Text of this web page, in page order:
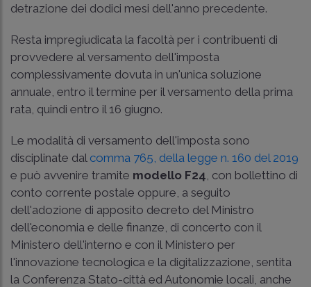
detrazione dei dodici mesi dell'anno precedente.
Resta impregiudicata la facoltà per i contribuenti di
provvedere al versamento dell'imposta
complessivamente dovuta in un'unica soluzione
annuale, entro il termine per il versamento della prima
rata, quindi entro il 16 giugno.
Le modalità di versamento dell'imposta sono
disciplinate dal comma 765, della legge n. 160 del 2019
e può avvenire tramite modello F24 , con bollettino di
conto corrente postale oppure, a seguito
dell'adozione di apposito decreto del Ministro
dell'economia e delle finanze, di concerto con il
Ministero dell'interno e con il Ministero per
l'innovazione tecnologica e la digitalizzazione, sentita
la Conferenza Stato-città ed Autonomie locali, anche